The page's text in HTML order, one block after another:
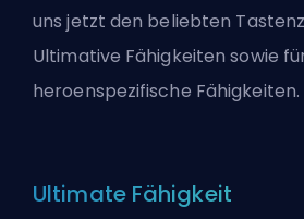
uns jetzt den beliebten
Ultimative Fähigkeiten sowie
heroenspezifische Fähigkeiten.
Ultimate Fähigkeit